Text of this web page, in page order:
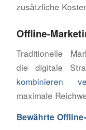
zusätzliche
Offline-
Traditionelle
die digitale
kombinieren
maximale
Bewährte